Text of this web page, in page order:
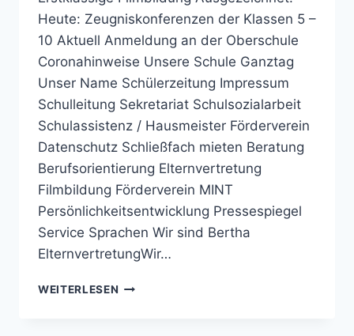
Heute: Zeugniskonferenzen der Klassen 5 –
10 Aktuell Anmeldung an der Oberschule
Coronahinweise Unsere Schule Ganztag
Unser Name Schülerzeitung Impressum
Schulleitung Sekretariat Schulsozialarbeit
Schulassistenz / Hausmeister Förderverein
Datenschutz Schließfach mieten Beratung
Berufsorientierung Elternvertretung
Filmbildung Förderverein MINT
Persönlichkeitsentwicklung Pressespiegel
Service Sprachen Wir sind Bertha
ElternvertretungWir…
WEITERLESEN BERTHA-